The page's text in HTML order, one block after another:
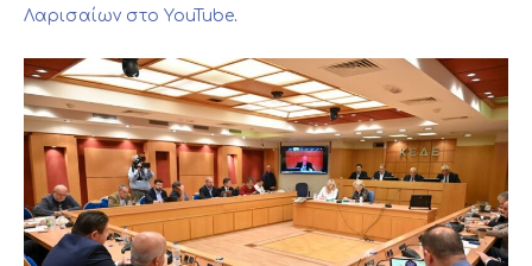
Λαρισαίων στο YouTube.